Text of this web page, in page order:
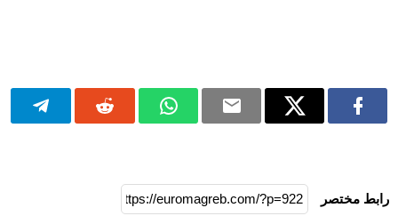
رابط مختصر